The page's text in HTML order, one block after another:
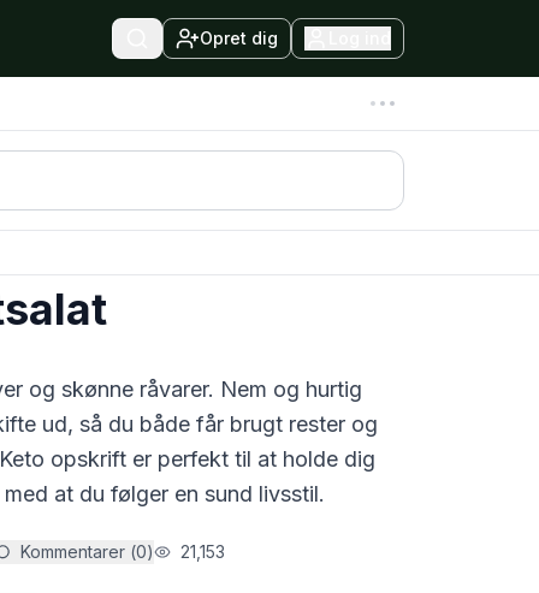
Opret dig
og skønne råvarer. Nem og hurtig
ud, så du både får brugt rester og
Keto opskrift er perfekt til at holde dig
at du følger en sund livsstil.
Kommentarer (0) 21,153